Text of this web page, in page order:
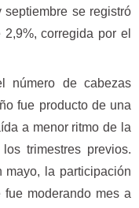
se registró
corregida por el
número de cabezas
fue producto de una
a menor ritmo de la
trimestres previos.
la participación
moderando mes a